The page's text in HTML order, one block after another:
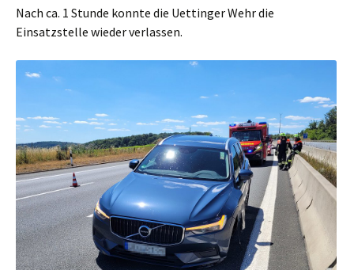
Nach ca. 1 Stunde konnte die Uettinger Wehr die
Einsatzstelle wieder verlassen.